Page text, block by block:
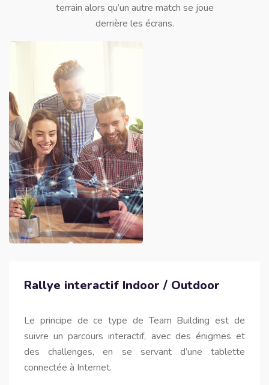
terrain alors qu’un autre match se joue
derrière les écrans.
Rallye interactif Indoor / Outdoor
Le principe de ce type de Team Building est de
suivre un parcours interactif, avec des énigmes et
des challenges, en se servant d’une tablette
connectée à Internet.